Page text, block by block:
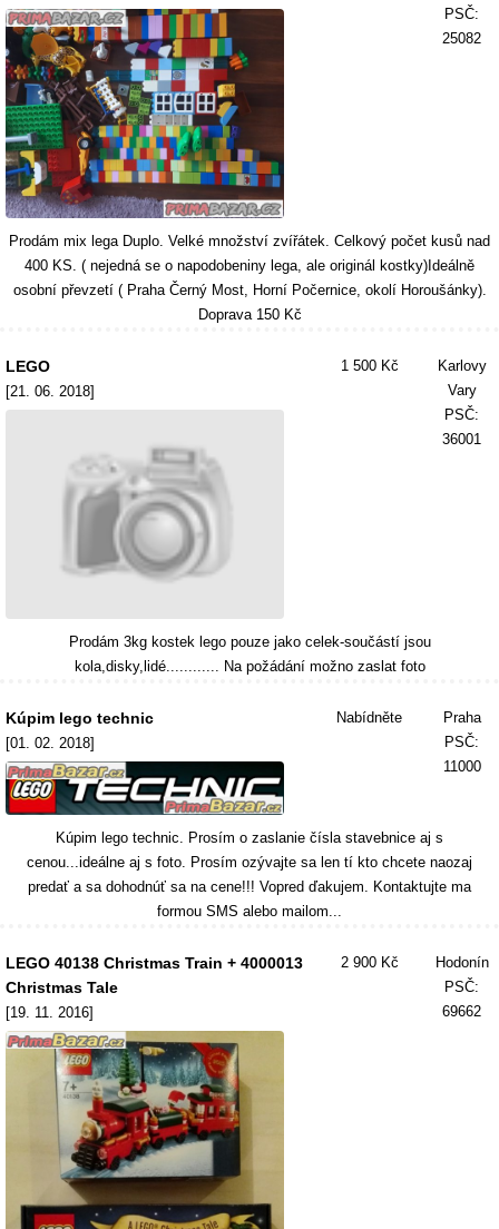
PSČ:
25082
Prodám mix lega Duplo. Velké množství zvířátek. Celkový počet kusů nad
400 KS. ( nejedná se o napodobeniny lega, ale originál kostky)Ideálně
osobní převzetí ( Praha Černý Most, Horní Počernice, okolí Horoušánky).
Doprava 150 Kč
LEGO
[21. 06. 2018]
1 500 Kč
Karlovy
Vary
PSČ:
36001
Prodám 3kg kostek lego pouze jako celek-součástí jsou
kola,disky,lidé............ Na požádání možno zaslat foto
Kúpim lego technic
[01. 02. 2018]
Nabídněte
Praha
PSČ:
11000
Kúpim lego technic. Prosím o zaslanie čísla stavebnice aj s
cenou...ideálne aj s foto. Prosím ozývajte sa len tí kto chcete naozaj
predať a sa dohodnúť sa na cene!!! Vopred ďakujem. Kontaktujte ma
formou SMS alebo mailom...
LEGO 40138 Christmas Train + 4000013
Christmas Tale
[19. 11. 2016]
2 900 Kč
Hodonín
PSČ:
69662